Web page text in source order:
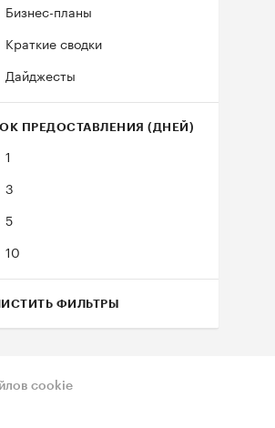
Бизнес-планы
Краткие сводки
Дайджесты
ПРЕДОСТАВЛЕНИЯ (ДНЕЙ)
1
3
5
10
ФИЛЬТРЫ
cookie